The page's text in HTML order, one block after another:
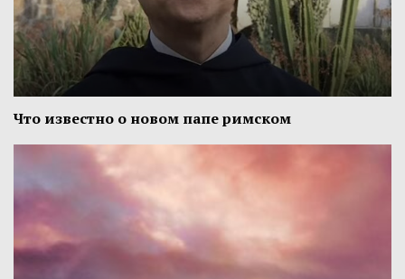
Что известно о новом папе римском